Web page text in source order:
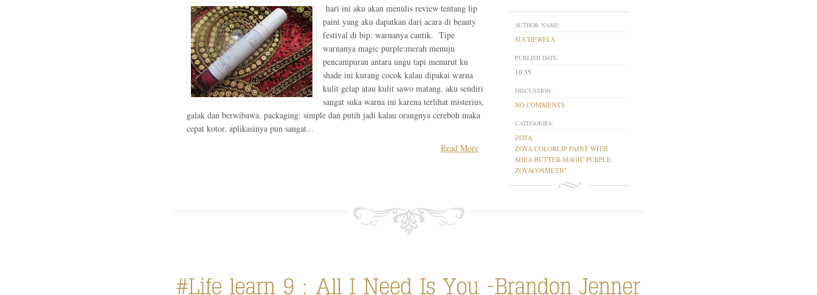
hari ini aku akan menulis review tentang lip
paint yang aku dapatkan dari acara di beauty
festival di bip. warnanya cantik. Tipe
warnanya magic purple:merah menuju
pencampuran antara ungu tapi menurut ku
shade ini kurang cocok kalau dipakai warna
kulit gelap atau kulit sawo matang. aku sendiri
sangat suka warna ini karena terlihat misterius,
galak dan berwibawa. packaging: simple dan putih jadi kalau orangnya cereboh maka
cepat kotor, aplikasinya pun sangat...
Read More
AUTHOR NAME:
SUCIJEWELS
PUBLISH DATE:
10.35
DISCUSSION:
NO COMMENTS
CATEGORIES:
ZOYA
ZOYA COLORLIP PAINT WITH
SHEA BUTTER-MAGIC PURPLE
ZOYACOSMETIC